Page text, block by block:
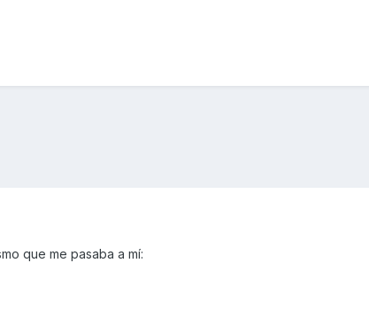
que me pasaba a mí: